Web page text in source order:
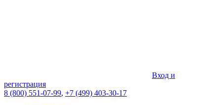
Вход и
регистрация
8 (800) 551-07-99, +7 (499) 403-30-17